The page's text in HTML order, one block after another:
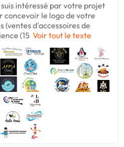
intéressé par votre projet
concevoir le logo de votre
(ventes d'accessoires de
(15 Voir tout le texte